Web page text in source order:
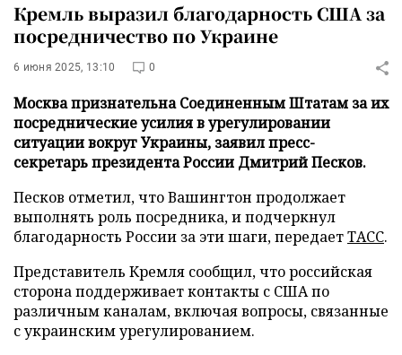
Кремль выразил благодарность США за
посредничество по Украине
6 июня 2025, 13:10 0
Москва признательна Соединенным Штатам за их
посреднические усилия в урегулировании
ситуации вокруг Украины, заявил пресс-
секретарь президента России Дмитрий Песков.
Песков отметил, что Вашингтон продолжает
выполнять роль посредника, и подчеркнул
благодарность России за эти шаги, передаетТАСС.
Представитель Кремля сообщил, что российская
сторона поддерживает контакты с США по
различным каналам, включая вопросы, связанные
с украинским урегулированием.